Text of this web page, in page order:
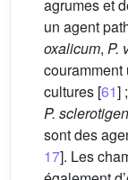
agrumes et
un agent
oxalicum, P.
cultures [61] ;
P.
sont des
17]. Les